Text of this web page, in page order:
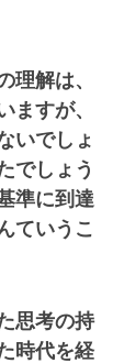
解は、
ますが、
いでしょ
でしょう
準に到達
ていうこ
思考の持
時代を経